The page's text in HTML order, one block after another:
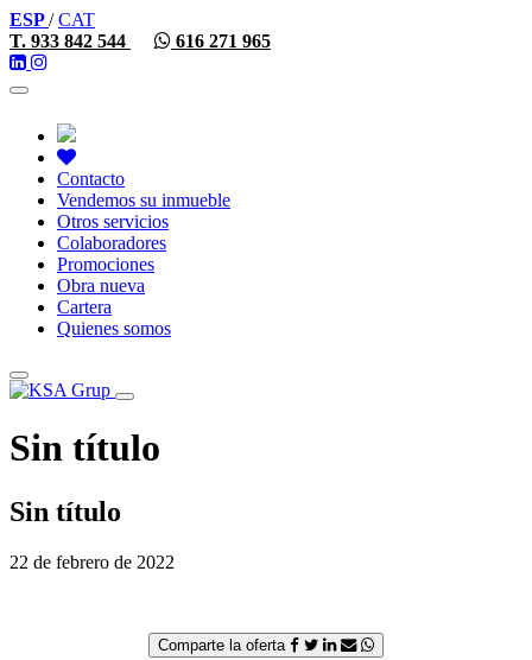
ESP/CAT
T. 933 842 544
616 271 965
Toggle
Contacto
Vendemos su inmueble
Otros servicios
Colaboradores
Promociones
Obra nueva
Cartera
Quienes somos
Toggle
navigation
Sin título
Sin título
22 de febrero de 2022
Comparte la oferta